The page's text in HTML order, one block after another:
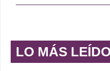
LO MÁS LEÍDO